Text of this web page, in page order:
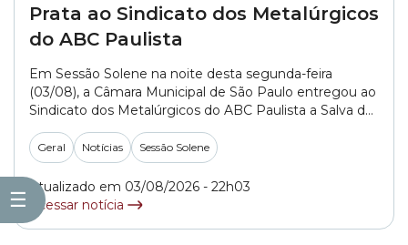
☰
Prata ao Sindicato dos Metalúrgicos
do ABC Paulista
Em Sessão Solene na noite desta segunda-feira
(03/08), a Câmara Municipal de São Paulo entregou ao
Sindicato dos Metalúrgicos do ABC Paulista a Salva de
Prata. A iniciativa é do vereador Dheison Silva (PT) –
autor do Decreto Legislativo 62/2025. A homenagem
reconhece a história de luta em defesa dos
trabalhadores, da indústria e dos... »
Geral Notícias Sessão Solene
Atualizado em 03/08/2026 - 22h03
Acessar notícia